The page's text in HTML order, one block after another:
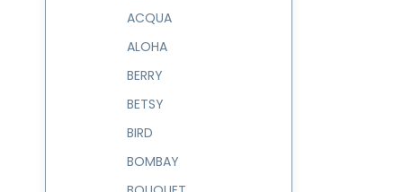
ACQUA
ALOHA
BERRY
BETSY
BIRD
BOMBAY